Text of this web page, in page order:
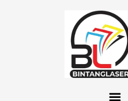
Menu